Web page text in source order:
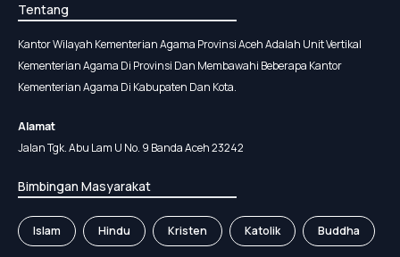
Tentang
Kantor Wilayah Kementerian Agama Provinsi Aceh Adalah Unit Vertikal
Kementerian Agama Di Provinsi Dan Membawahi Beberapa Kantor
Kementerian Agama Di Kabupaten Dan Kota.
Alamat
Jalan Tgk. Abu Lam U No. 9 Banda Aceh 23242
Bimbingan Masyarakat
Islam Hindu Kristen Katolik Buddha